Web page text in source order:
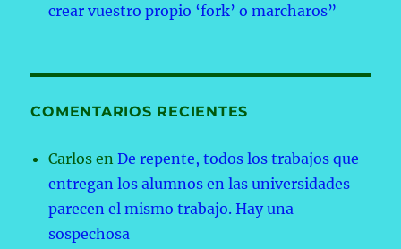
crear vuestro propio ‘fork’ o marcharos”
COMENTARIOS RECIENTES
Carlos enDe repente, todos los trabajos que
entregan los alumnos en las universidades
parecen el mismo trabajo. Hay una
sospechosa